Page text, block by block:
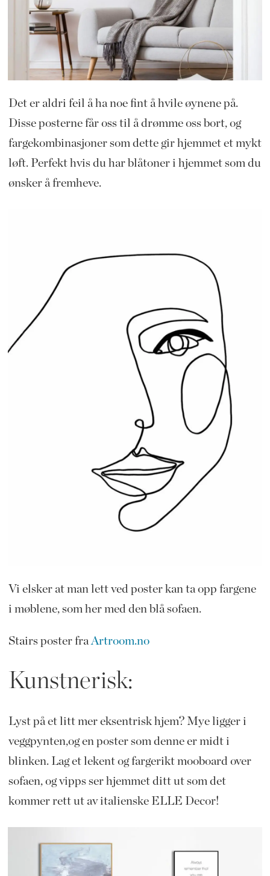
Det er aldri feil å ha noe fint å hvile øynene på.
Disse posterne får oss til å drømme oss bort, og
fargekombinasjoner som dette gir hjemmet et mykt
løft. Perfekt hvis du har blåtoner i hjemmet som du
ønsker å fremheve.
Vi elsker at man lett ved poster kan ta opp fargene
i møblene, som her med den blå sofaen.
Stairs poster fraArtroom.no
Kunstnerisk:
Lyst på et litt mer eksentrisk hjem? Mye ligger i
veggpynten,og en poster som denne er midt i
blinken. Lag et lekent og fargerikt mooboard over
sofaen, og vipps ser hjemmet ditt ut som det
kommer rett ut av italienske ELLE Decor!